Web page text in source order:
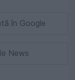
în Google
News